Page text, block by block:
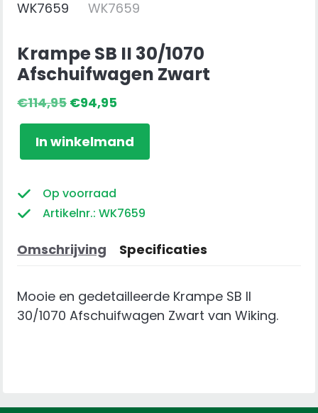
Krampe SB II 30/1070
Afschuifwagen Zwart
€114,95 Oorspronkelijke
prijs
was:
€114,95.
€94,95Huidige
prijs
is:
€94,95.
Krampe
30/1070
Afschuifwagen
aantal
In winkelmand
Op voorraad
Artikelnr.: WK7659
Omschrijving Specificaties
Mooie en gedetailleerde Krampe SB II
30/1070 Afschuifwagen Zwart van Wiking.